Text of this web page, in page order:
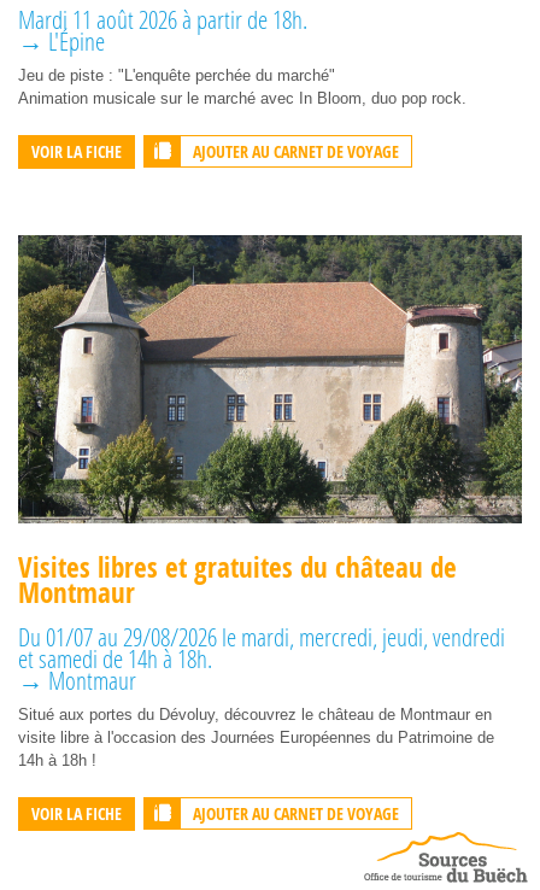
Mardi 11 août 2026 à partir de 18h.
→ L'Épine
Jeu de piste : "L'enquête perchée du marché"
Animation musicale sur le marché avec In Bloom, duo pop rock.
VOIR LA FICHE AJOUTER AU CARNET DE VOYAGE
Visites libres et gratuites du château de
Montmaur
Du 01/07 au 29/08/2026 le mardi, mercredi, jeudi, vendredi
et samedi de 14h à 18h.
→ Montmaur
Situé aux portes du Dévoluy, découvrez le château de Montmaur en
visite libre à l'occasion des Journées Européennes du Patrimoine de
14h à 18h !
VOIR LA FICHE AJOUTER AU CARNET DE VOYAGE